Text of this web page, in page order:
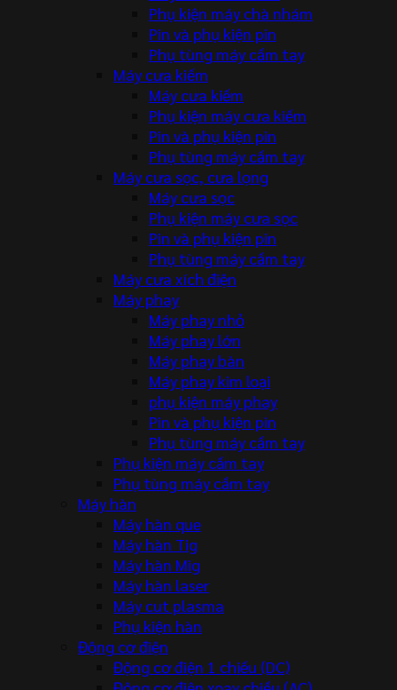
Phụ kiện máy chà nhám
Pin và phụ kiện pin
Phụ tùng máy cầm tay
Máy cưa kiếm
Máy cưa kiếm
Phụ kiện máy cưa kiếm
Pin và phụ kiện pin
Phụ tùng máy cầm tay
Máy cưa sọc, cưa lọng
Máy cưa sọc
Phụ kiện máy cưa sọc
Pin và phụ kiện pin
Phụ tùng máy cầm tay
Máy cưa xích điện
Máy phay
Máy phay nhỏ
Máy phay lớn
Máy phay bàn
Máy phay kim loại
phụ kiện máy phay
Pin và phụ kiện pin
Phụ tùng máy cầm tay
Phụ kiện máy cầm tay
Phụ tùng máy cầm tay
Máy hàn
Máy hàn que
Máy hàn Tig
Máy hàn Mig
Máy hàn laser
Máy cut plasma
Phụ kiện hàn
Động cơ điện
Động cơ điện 1 chiều (DC)